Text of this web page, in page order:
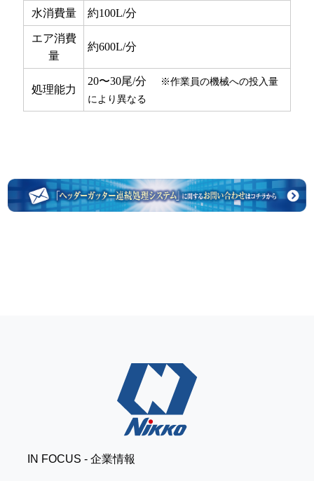
水消費量 約100L/分
エア消費
量
約600L/分
処理能力
20〜30尾/分
※作業員の機械への投入量
により異なる
IN FOCUS - 企業情報